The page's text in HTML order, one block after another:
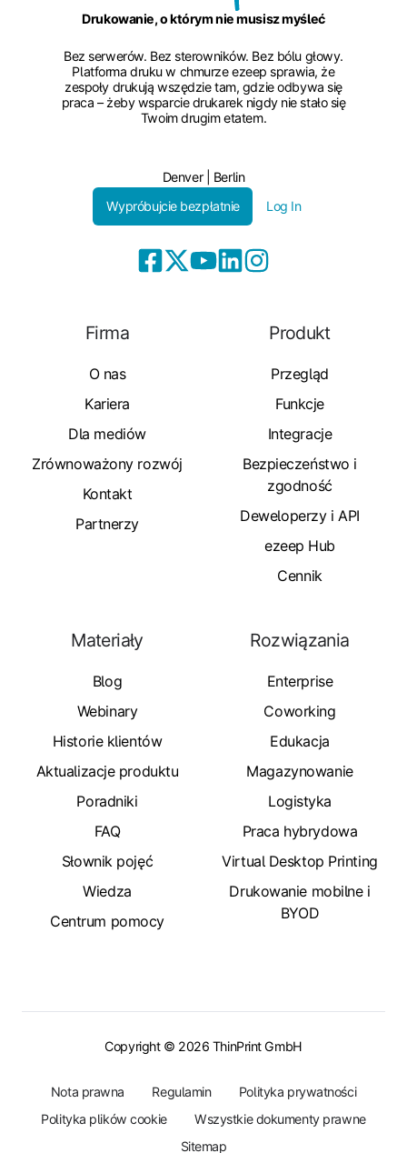
Drukowanie, o którym nie musisz myśleć
Bez serwerów. Bez sterowników. Bez bólu głowy.
Platforma druku w chmurze ezeep sprawia, że
zespoły drukują wszędzie tam, gdzie odbywa się
praca – żeby wsparcie drukarek nigdy nie stało się
Twoim drugim etatem.
Denver | Berlin
Wypróbujcie bezpłatnie
Log In
Firma
O nas
Kariera
Dla mediów
Zrównoważony rozwój
Kontakt
Partnerzy
Produkt
Przegląd
Funkcje
Integracje
Bezpieczeństwo i
zgodność
Deweloperzy i API
ezeep Hub
Cennik
Materiały
Blog
Webinary
Historie klientów
Aktualizacje produktu
Poradniki
FAQ
Słownik pojęć
Wiedza
Centrum pomocy
Rozwiązania
Enterprise
Coworking
Edukacja
Magazynowanie
Logistyka
Praca hybrydowa
Virtual Desktop Printing
Drukowanie mobilne i
BYOD
Copyright © 2026 ThinPrint GmbH
Nota prawna Regulamin
Polityka prywatności
Polityka plików cookie
Wszystkie dokumenty prawne
Sitemap